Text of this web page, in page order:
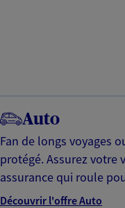
Auto
Fan de longs voyages
protégé. Assurez votre
assurance qui roule
Découvrir l'offre Auto